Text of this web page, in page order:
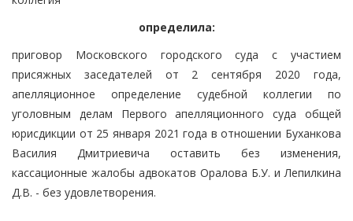
определила:
приговор Московского городского суда с участием
присяжных заседателей от 2 сентября 2020 года,
апелляционное определение судебной коллегии по
уголовным делам Первого апелляционного суда общей
юрисдикции от 25 января 2021 года в отношении Буханкова
Василия Дмитриевича оставить без изменения,
кассационные жалобы адвокатов Оралова Б.У. и Лепилкина
Д.В. - без удовлетворения.